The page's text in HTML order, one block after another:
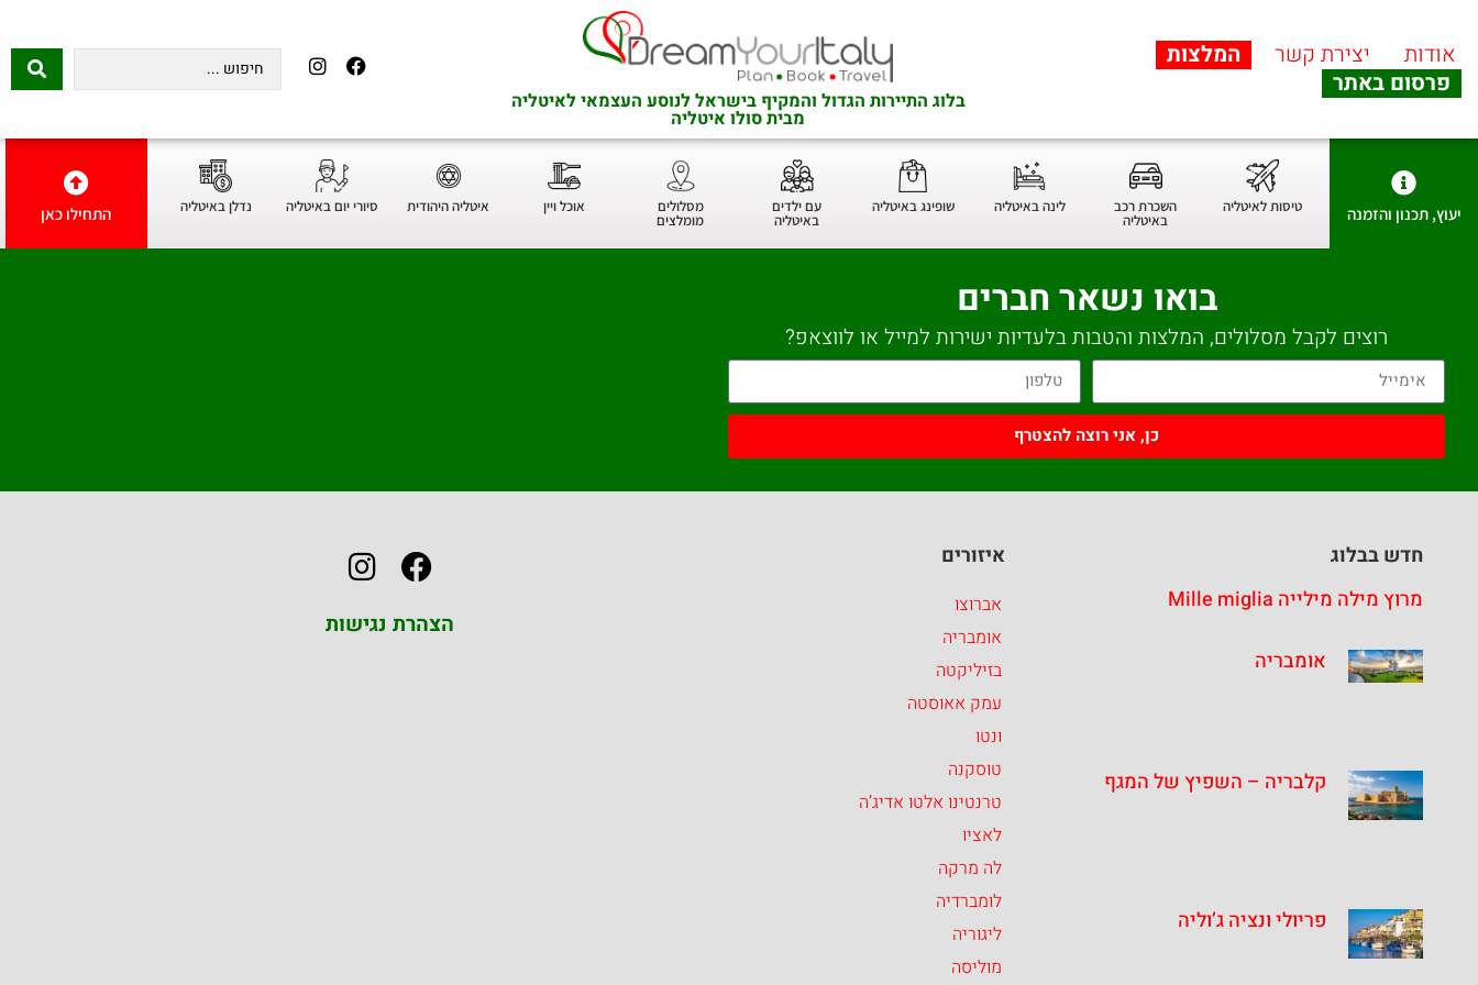
אודות יצירת קשר
המלצות
פרסום באתר
בלוג התיירות הגדול והמקיף בישראל לנוסע העצמאי לאיטליה
מבית סולו איטליה
יעוץ, תכנון והזמנה טיסות לאיטליה השכרת רכב
באיטליה
לינה באיטליה שופינג באיטליה עם ילדים
באיטליה
מסלולים
מומלצים
אוכל ויין איטליה היהודית סיורי יום באיטליה נדלן באיטליה התחילו כאן
בואו נשאר חברים
רוצים לקבל מסלולים, המלצות והטבות בלעדיות ישירות למייל או לווצאפ?
כן, אני רוצה להצטרף
חדש בבלוג
מרוץ מילה מילייה Mille miglia
אומבריה
קלבריה – השפיץ של המגף
פריולי ונציה ג’וליה
איזורים
אברוצו
אומבריה
בזיליקטה
עמק אאוסטה
ונטו
טוסקנה
טרנטינו אלטו אדיג’ה
לאציו
לה מרקה
לומברדיה
ליגוריה
מוליסה
הצהרת נגישות